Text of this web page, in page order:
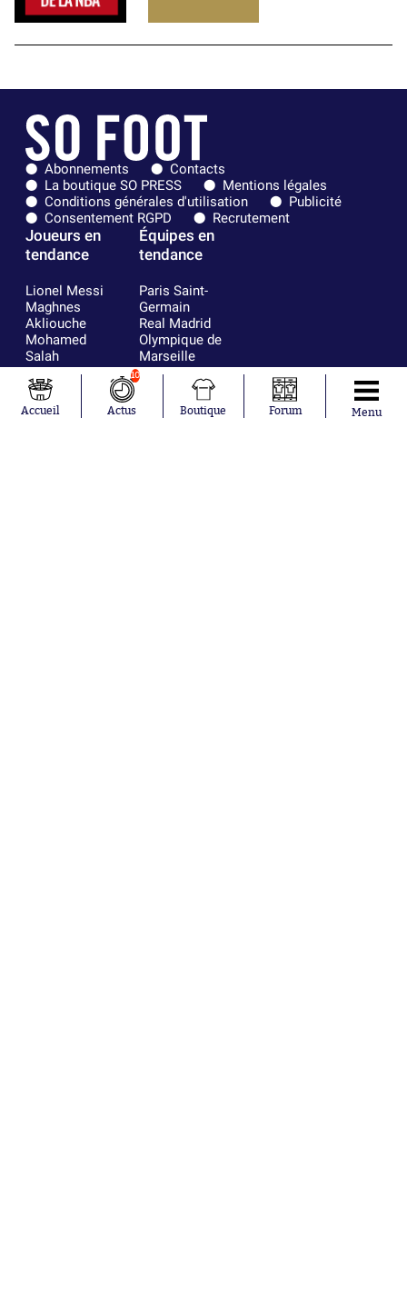
Abonnements
Contacts
La boutique SO PRESS
Mentions légales
Conditions générales d'utilisation
Publicité
Consentement RGPD
Recrutement
Joueurs en
tendance
Lionel Messi
Maghnes
Akliouche
Mohamed
Salah
Neymar
Julián Álvarez
Ferrán Torres
Kilian Corredor
Équipes en
tendance
Paris Saint-
Germain
Real Madrid
Olympique de
Marseille
FIFA
FC Barcelone
Argentine
Olympique
Accueil
10
Actus Boutique Forum Menu